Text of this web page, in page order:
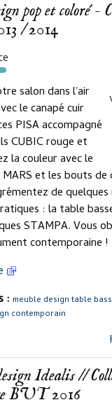
pop et coloré -
/ 2014
salon dans l'air
le canapé cuir
PISA accompagné
CUBIC rouge et
la couleur avec le
et les bouts de
de quelques
: la table
STAMPA. Vous
contemporaine !
: meuble design table
contemporain
Idealis //
BUT 2016